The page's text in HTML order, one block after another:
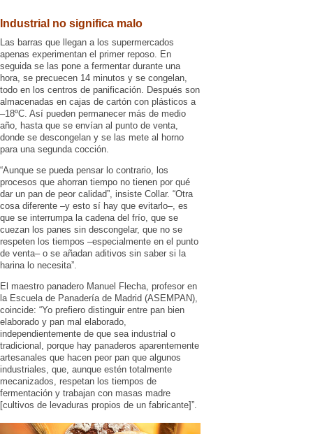
Industrial no significa malo
Las barras que llegan a los supermercados
apenas experimentan el primer reposo. En
seguida se las pone a fermentar durante una
hora, se precuecen 14 minutos y se congelan,
todo en los centros de panificación. Después son
almacenadas en cajas de cartón con plásticos a
–18ºC. Así pueden permanecer más de medio
año, hasta que se envían al punto de venta,
donde se descongelan y se las mete al horno
para una segunda cocción.
“Aunque se pueda pensar lo contrario, los
procesos que ahorran tiempo no tienen por qué
dar un pan de peor calidad”, insiste Collar. “Otra
cosa diferente –y esto sí hay que evitarlo–, es
que se interrumpa la cadena del frío, que se
cuezan los panes sin descongelar, que no se
respeten los tiempos –especialmente en el punto
de venta– o se añadan aditivos sin saber si la
harina lo necesita”.
El maestro panadero Manuel Flecha, profesor en
la Escuela de Panadería de Madrid (ASEMPAN),
coincide: “Yo prefiero distinguir entre pan bien
elaborado y pan mal elaborado,
independientemente de que sea industrial o
tradicional, porque hay panaderos aparentemente
artesanales que hacen peor pan que algunos
industriales, que, aunque estén totalmente
mecanizados, respetan los tiempos de
fermentación y trabajan con masas madre
[cultivos de levaduras propios de un fabricante]”.